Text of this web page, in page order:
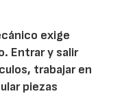
exige
Entrar y salir
trabajar en
piezas